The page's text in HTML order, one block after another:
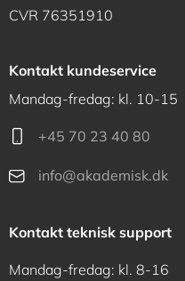
CVR 76351910
Kontakt kundeservice
Mandag-fredag: kl. 10-15
+45 70 23 40 80
info@akademisk.dk
Kontakt teknisk support
Mandag-fredag: kl. 8-16